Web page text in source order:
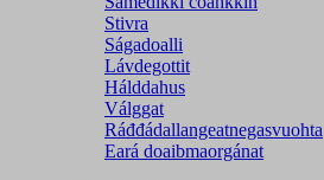
Stivra
Ságadoalli
Lávdegottit
Hálddahus
Válggat
Ráđđádallangeatnegas­vuohta
Eará doaibmaorgánat